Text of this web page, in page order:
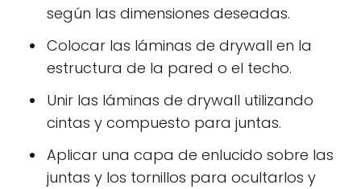
según las dimensiones deseadas.
Colocar las láminas de drywall en la
estructura de la pared o el techo.
Unir las láminas de drywall utilizando
cintas y compuesto para juntas.
Aplicar una capa de enlucido sobre las
juntas y los tornillos para ocultarlos y